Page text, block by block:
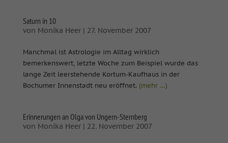
Saturn in 10
von Monika Heer| 27. November 2007
Manchmal ist Astrologie im Alltag wirklich
bemerkenswert, letzte Woche zum Beispiel wurde das
lange Zeit leerstehende Kortum-Kaufhaus in der
Bochumer Innenstadt neu eröffnet. (mehr …)
Erinnerungen an Olga von Ungern-Sternberg
von Monika Heer| 22. November 2007